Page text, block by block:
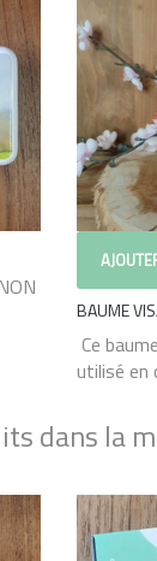
BAUME
Ce
utilisé en
dans la